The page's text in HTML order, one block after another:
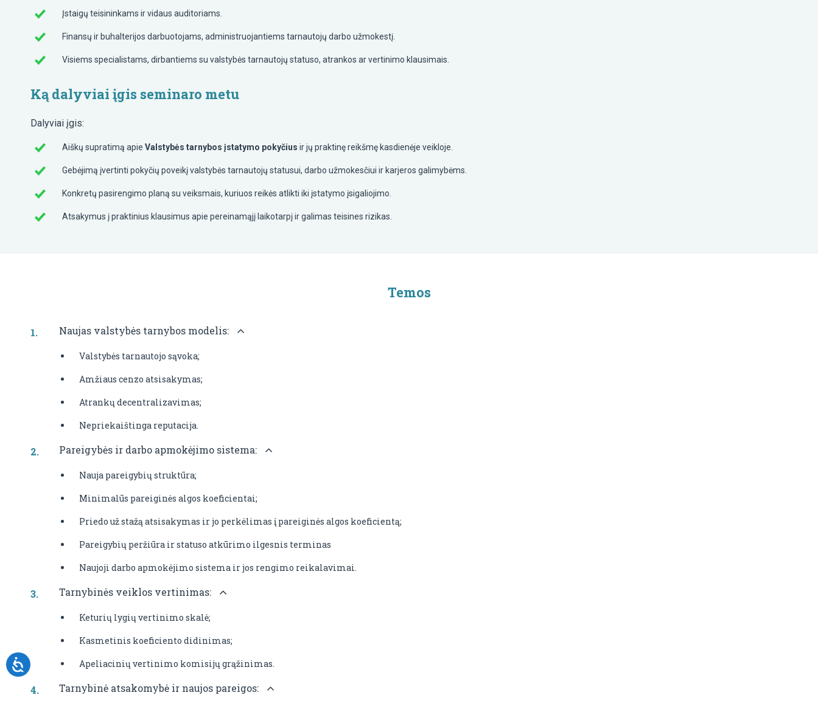
Įstaigų teisininkams ir vidaus auditoriams.
Finansų ir buhalterijos darbuotojams, administruojantiems tarnautojų darbo užmokestį.
Visiems specialistams, dirbantiems su valstybės tarnautojų statuso, atrankos ar vertinimo klausimais.
Ką dalyviai įgis seminaro metu
Dalyviai įgis:
Aiškų supratimą apie Valstybės tarnybos įstatymo pokyčius ir jų praktinę reikšmę kasdienėje veikloje.
Gebėjimą įvertinti pokyčių poveikį valstybės tarnautojų statusui, darbo užmokesčiui ir karjeros galimybėms.
Konkretų pasirengimo planą su veiksmais, kuriuos reikės atlikti iki įstatymo įsigaliojimo.
Atsakymus į praktinius klausimus apie pereinamąjį laikotarpį ir galimas teisines rizikas.
Temos
Naujas valstybės tarnybos modelis:
Valstybės tarnautojo sąvoka;
Amžiaus cenzo atsisakymas;
Atrankų decentralizavimas;
Nepriekaištinga reputacija.
Pareigybės ir darbo apmokėjimo sistema:
Nauja pareigybių struktūra;
Minimalūs pareiginės algos koeficientai;
Priedo už stažą atsisakymas ir jo perkėlimas į pareiginės algos koeficientą;
Pareigybių peržiūra ir statuso atkūrimo ilgesnis terminas
Naujoji darbo apmokėjimo sistema ir jos rengimo reikalavimai.
Tarnybinės veiklos vertinimas:
Keturių lygių vertinimo skalė;
Kasmetinis koeficiento didinimas;
Apeliacinių vertinimo komisijų grąžinimas.
Tarnybinė atsakomybė ir naujos pareigos: